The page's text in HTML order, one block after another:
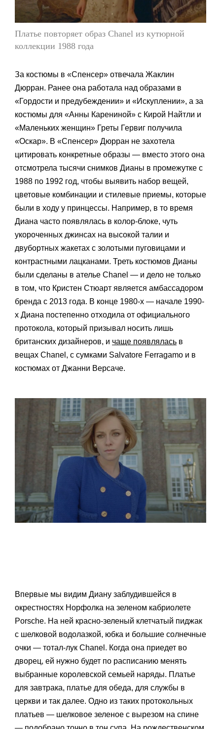
Платье повторяет образ Chanel из кутюрной
коллекции 1988 года
За костюмы в «Спенсер» отвечала Жаклин
Дюрран. Ранее она работала над образами в
«Гордости и предубеждении» и «Искуплении», а за
костюмы для «Анны Карениной» с Кирой Найтли и
«Маленьких женщин» Греты Гервиг получила
«Оскар». В «Спенсер» Дюрран не захотела
цитировать конкретные образы — вместо этого она
отсмотрела тысячи снимков Дианы в промежутке с
1988 по 1992 год, чтобы выявить набор вещей,
цветовые комбинации и стилевые приемы, которые
были в ходу у принцессы. Например, в то время
Диана часто появлялась в колор-блоке, чуть
укороченных джинсах на высокой талии и
двубортных жакетах с золотыми пуговицами и
контрастными лацканами. Треть костюмов Дианы
были сделаны в ателье Chanel — и дело не только
в том, что Кристен Стюарт является амбассадором
бренда с 2013 года. В конце 1980-х — начале 1990-
х Диана постепенно отходила от официального
протокола, который призывал носить лишь
британских дизайнеров, и чаще появлялась в
вещах Chanel, с сумками Salvatore Ferragamo и в
костюмах от Джанни Версаче.
Впервые мы видим Диану заблудившейся в
окрестностях Норфолка на зеленом кабриолете
Porsche. На ней красно-зеленый клетчатый пиджак
с шелковой водолазкой, юбка и большие солнечные
очки — тотал-лук Chanel. Когда она приедет во
дворец, ей нужно будет по расписанию менять
выбранные королевской семьей наряды. Платье
для завтрака, платье для обеда, для службы в
церкви и так далее. Одно из таких протокольных
платьев — шелковое зеленое с вырезом на спине